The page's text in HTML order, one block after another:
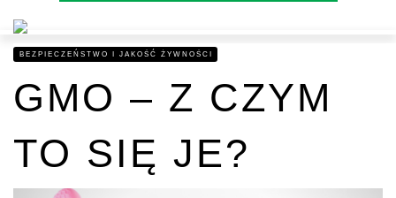
BEZPIECZEŃSTWO I JAKOŚĆ ŻYWNOŚCI
GMO – Z CZYM
TO SIĘ JE?